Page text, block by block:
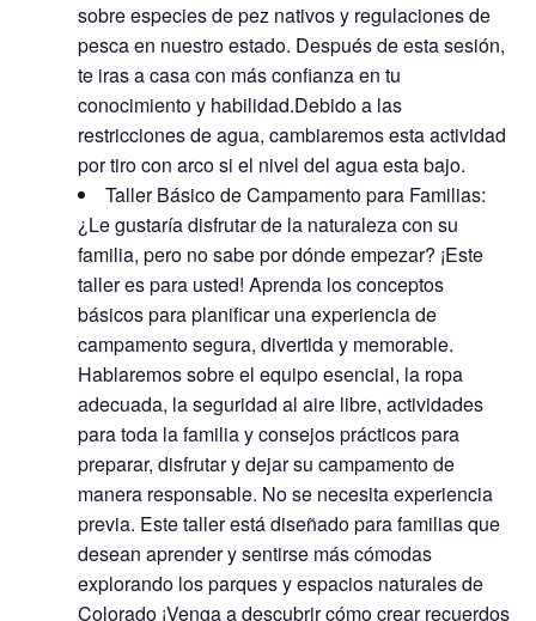
sobre especies de pez nativos y regulaciones de
pesca en nuestro estado. Después de esta sesión,
te iras a casa con más confianza en tu
conocimiento y habilidad.Debido a las
restricciones de agua, cambiaremos esta actividad
por tiro con arco si el nivel del agua esta bajo.
Taller Básico de Campamento para Familias:
¿Le gustaría disfrutar de la naturaleza con su
familia, pero no sabe por dónde empezar? ¡Este
taller es para usted! Aprenda los conceptos
básicos para planificar una experiencia de
campamento segura, divertida y memorable.
Hablaremos sobre el equipo esencial, la ropa
adecuada, la seguridad al aire libre, actividades
para toda la familia y consejos prácticos para
preparar, disfrutar y dejar su campamento de
manera responsable. No se necesita experiencia
previa. Este taller está diseñado para familias que
desean aprender y sentirse más cómodas
explorando los parques y espacios naturales de
Colorado ¡Venga a descubrir cómo crear recuerdos